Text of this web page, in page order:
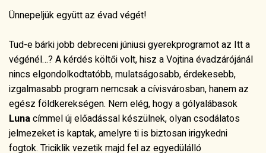
Ünnepeljük együtt az évad végét!
Tud-e bárki jobb debreceni júniusi gyerekprogramot az Itt a
végénél…? A kérdés költői volt, hisz a Vojtina évadzárójánál
nincs elgondolkodtatóbb, mulatságosabb, érdekesebb,
izgalmasabb program nemcsak a cívisvárosban, hanem az
egész földkerekségen. Nem elég, hogy a gólyalábasok
Lunacímmel új előadással készülnek, olyan csodálatos
jelmezeket is kaptak, amelyre ti is biztosan irigykedni
fogtok. Triciklik vezetik majd fel az egyedülálló